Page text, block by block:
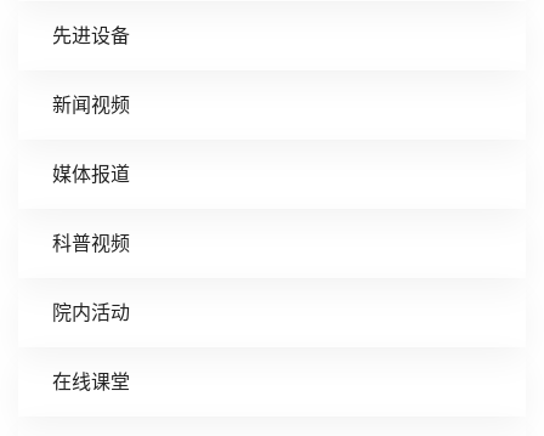
先进设备
新闻视频
媒体报道
科普视频
院内活动
在线课堂